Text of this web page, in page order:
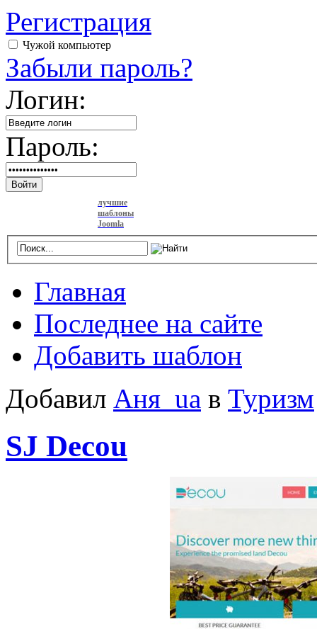
Регистрация
Чужой компьютер
Забыли пароль?
Логин:
Пароль:
Войти
лучшие
шаблоны
Joomla
Главная
Последнее на сайте
Добавить шаблон
Добавил Аня_ua в Туризм
SJ Decou